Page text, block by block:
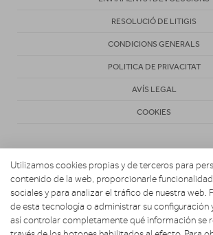
RESOLUCIÓ DE LITIGIS
CONDICIONS GENERALS
POLITICA DE PRIVACITAT
AVÍS LEGAL
COOKIES
Copyright 2026. Activa
Utilizamos cookies propias y de terceros para
contenido de la web, proporcionarle
sociales y para analizar el tráfico de nuestra web.
de esta tecnología o administrar su configuración
así controlar completamente qué información se